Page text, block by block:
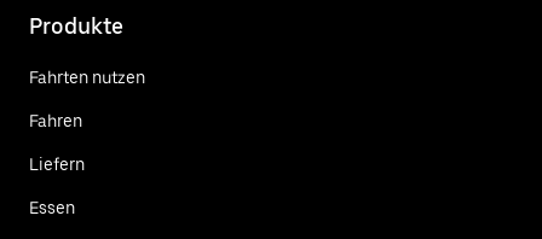
Produkte
Fahrten nutzen
Fahren
Liefern
Essen